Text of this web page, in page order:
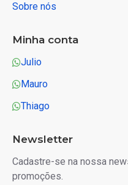
Sobre nós
Minha conta
Julio
Mauro
Thiago
Newsletter
Cadastre-se na nossa
promoções.